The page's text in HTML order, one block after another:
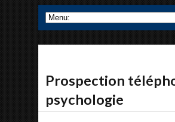
Prospection
psychologie